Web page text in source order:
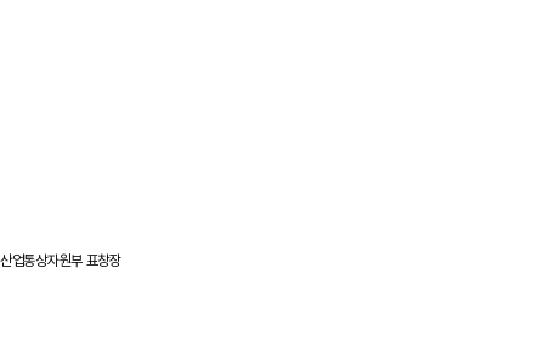
산업통상자원부 표창장